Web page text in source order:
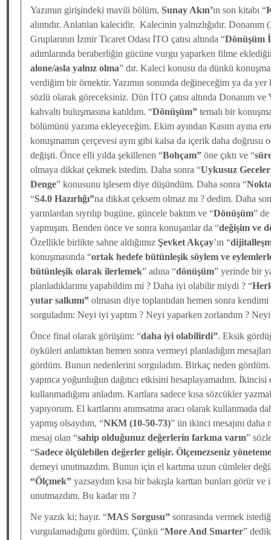
Yazımın girişindeki mavili bölüm, Sunay Akın’ın son kitabı “
alıntıdır. Anlatılan kalecidir. Kalecinin yalnızlığıdır. Donanım
Gruplarının İzmir Ticaret Odası İTO çatısı altında “Dönüşüm
adımlarında beraberliğin gücüne vurgu yaparken filme
alone/asla yalnız olma” dır. Kaleci konusu da dünkü
verdiğim bir örnektir. Yazımın sonunda değineceğim ya da
sözlü olarak göreceksiniz. Dün İTO çatısı altında Donanım
kahvaltı buluşmasına katıldım. “Dönüşüm” temalı bir
bölümünü yazıma ekleyeceğim. Ekim ayından Kasım ayına
konuşmamın çerçevesi aynı gibi kalsa da içerik daha doğrusu
değişti. Önce elli yılda şekillenen “Bohçam” öne çıktı ve “
olmaya dikkat çekmek istedim. Daha sonra “Uykusuz
Denge” konusunu işlesem diye düşündüm. Daha sonra “
“S4.0 Hazırlığı”na dikkat çeksem olmaz mı ? dedim. Daha
yarınlardan sıyrılıp bugüne, güncele baktım ve “Dönüşüm”
yapmışım. Benden önce ve sonra konuşanlar da “değişim ve
Özellikle birlikte sahne aldığımız Şevket Akçay’ın “
konuşmasında “ortak hedefe bütünleşik söylem ve
bütünleşik olarak ilerlemek” adına “dönüşüm” yerinde bir
planladıklarımı yapabildim mi ? Daha iyi olabilir miydi ? “
yutar salkımı” olmasın diye toplantıdan hemen sonra kendimi
sorguladım: Neyi iyi yaptım ? Neyi yaparken zorlandım ?
Önce final olarak görüşüm: “daha iyi olabilirdi”. Eksik
öyküleri anlattıktan hemen sonra vermeyi planladığım
gördüm. Bunun nedenlerini sorguladım. Birkaç neden
yapınca yoğunluğun dağıtıcı etkisini hesaplayamadım. İkincisi
kullanmadığımı anladım. Kartlara sadece kısa sözcükler
yapıyorum. El kartlarını anımsatma aracı olarak kullanmada
yapmış olsaydım, “NKM (10-50-73)” ün ikinci mesajını
mesaj olan “sahip olduğunuz değerlerin farkına varın”
“Sadece ölçülebilen değerler gelişir. Ölçemezseniz
demeyi unutmazdım. Bunun için el kartıma uzun cümleler
“Ölçmek” yazsaydım kısa bir bakışla karttan bunları görür
unutmazdım. Bu kadar mı ?
Ne yazık ki; hayır. “MAS Sorgusu” sonrasında vermek
vurgulamadığımı gördüm. Çünkü “More And Smarter”